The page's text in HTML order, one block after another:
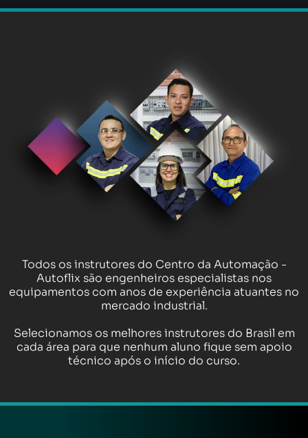
Todos os instrutores do Centro da Automação -
Autoflix são engenheiros especialistas nos
equipamentos com anos de experiência atuantes no
mercado industrial.
Selecionamos os melhores instrutores do Brasil em
cada área para que nenhum aluno fique sem apoio
técnico após o início do curso.